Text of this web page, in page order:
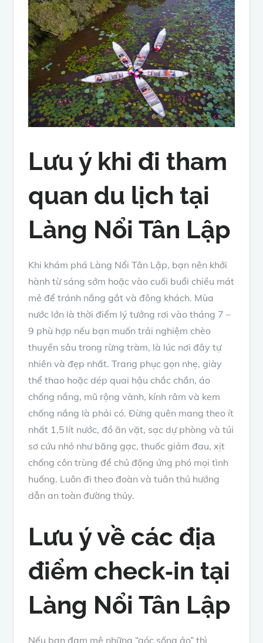
Lưu ý khi đi tham
quan du lịch tại
Làng Nổi Tân Lập
Khi khám phá Làng Nổi Tân Lập, bạn nên khởi
hành từ sáng sớm hoặc vào cuối buổi chiều mát
mẻ để tránh nắng gắt và đông khách. Mùa
nước lớn là thời điểm lý tưởng rơi vào tháng 7 –
9 phù hợp nếu bạn muốn trải nghiệm chèo
thuyền sâu trong rừng tràm, là lúc nơi đây tự
nhiên và đẹp nhất. Trang phục gọn nhẹ, giày
thể thao hoặc dép quai hậu chắc chắn, áo
chống nắng, mũ rộng vành, kính râm và kem
chống nắng là phải có. Đừng quên mang theo ít
nhất 1,5 lít nước, đồ ăn vặt, sạc dự phòng và túi
sơ cứu nhỏ như băng gạc, thuốc giảm đau, xịt
chống côn trùng để chủ động ứng phó mọi tình
huống. Luôn đi theo đoàn và tuân thủ hướng
dẫn an toàn đường thủy.
Lưu ý về các địa
điểm check‑in tại
Làng Nổi Tân Lập
Nếu bạn đam mê những “góc sống ảo” thì